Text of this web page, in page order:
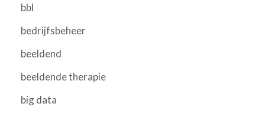
bbl
bedrijfsbeheer
beeldend
beeldende therapie
big data